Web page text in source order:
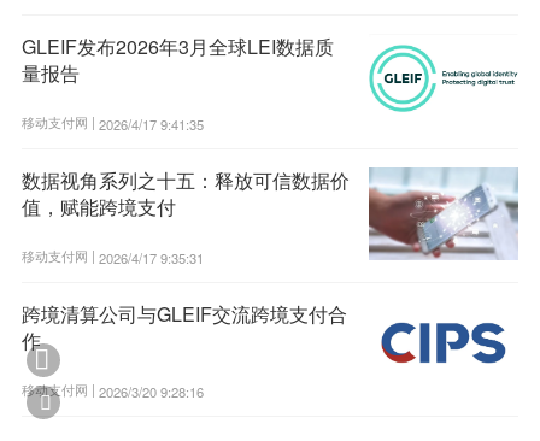
GLEIF发布2026年3月全球LEI数据质
量报告
移动支付网 | 2026/4/17 9:41:35
数据视角系列之十五：释放可信数据价
值，赋能跨境支付
移动支付网 | 2026/4/17 9:35:31
跨境清算公司与GLEIF交流跨境支付合
作
移动支付网 | 2026/3/20 9:28:16

